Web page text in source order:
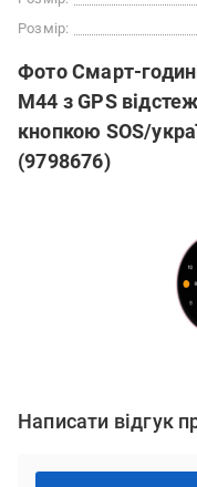
Розмір:
Фото Смарт-
M44 з GPS
кнопкою SOS/
(9798676)
Написати відгук